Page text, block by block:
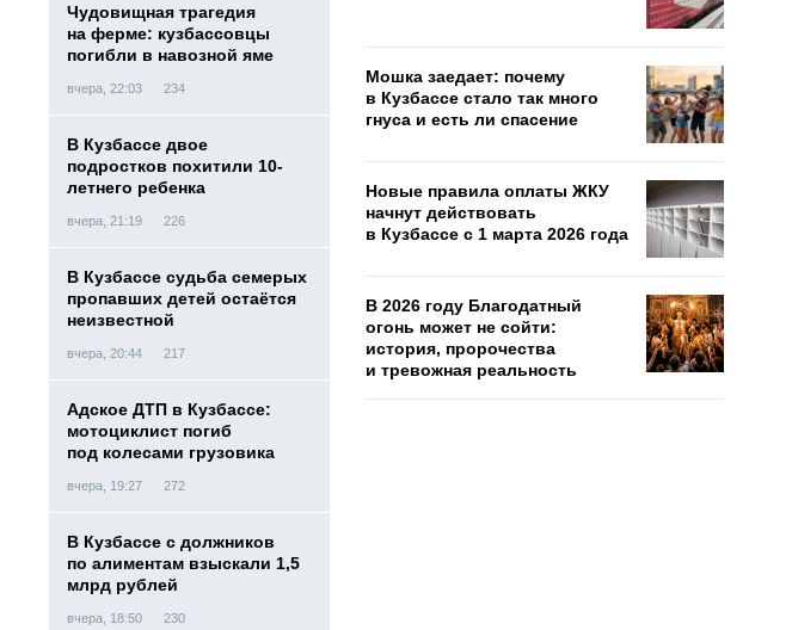
Чудовищная трагедия
на ферме: кузбассовцы
погибли в навозной яме
вчера, 22:03 234
В Кузбассе двое
подростков похитили 10-
летнего ребенка
вчера, 21:19 226
В Кузбассе судьба семерых
пропавших детей остаётся
неизвестной
вчера, 20:44 217
Адское ДТП в Кузбассе:
мотоциклист погиб
под колесами грузовика
вчера, 19:27 272
В Кузбассе с должников
по алиментам взыскали 1,5
млрд рублей
вчера, 18:50 230
Мошка заедает: почему
в Кузбассе стало так много
гнуса и есть ли спасение
Новые правила оплаты ЖКУ
начнут действовать
в Кузбассе с 1 марта 2026 года
В 2026 году Благодатный
огонь может не сойти:
история, пророчества
и тревожная реальность